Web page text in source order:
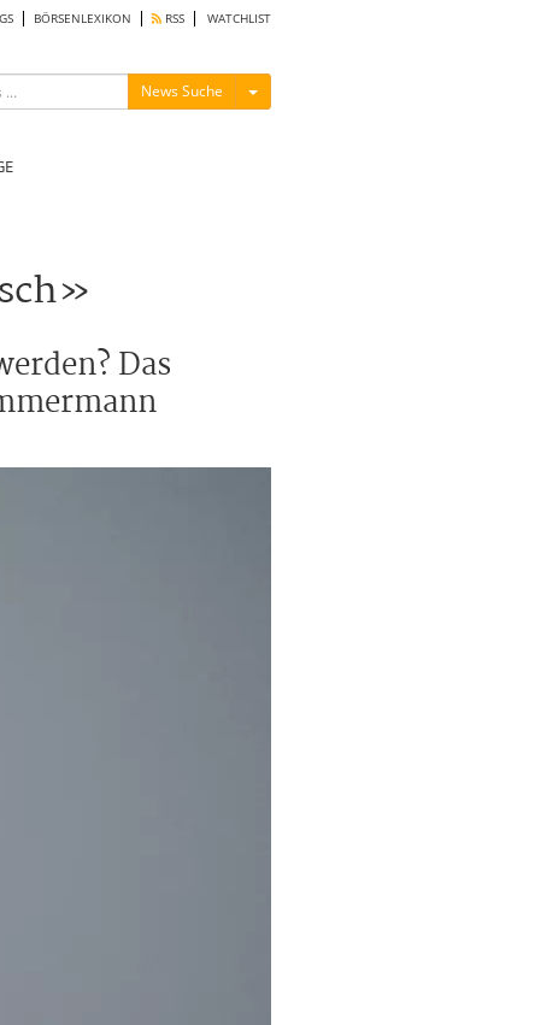
BÖRSENLEXIKON RSS WATCHLIST
News Suche Menü ein-/ausblenden
Das